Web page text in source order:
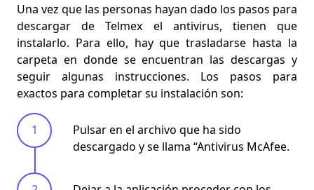
Una vez que las personas hayan dado los pasos para
descargar de Telmex el antivirus, tienen que
instalarlo. Para ello, hay que trasladarse hasta la
carpeta en donde se encuentran las descargas y
seguir algunas instrucciones. Los pasos para
exactos para completar su instalación son:
Pulsar en el archivo que ha sido
descargado y se llama “Antivirus McAfee.